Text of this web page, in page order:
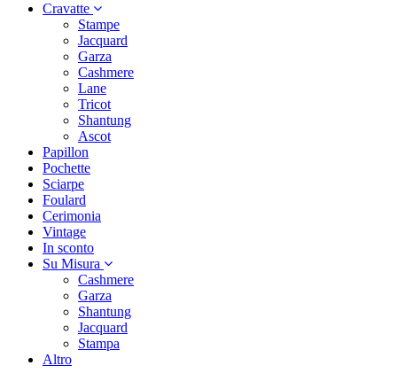
Cravatte
Stampe
Jacquard
Garza
Cashmere
Lane
Tricot
Shantung
Ascot
Papillon
Pochette
Sciarpe
Foulard
Cerimonia
Vintage
In sconto
Su Misura
Cashmere
Garza
Shantung
Jacquard
Stampa
Altro